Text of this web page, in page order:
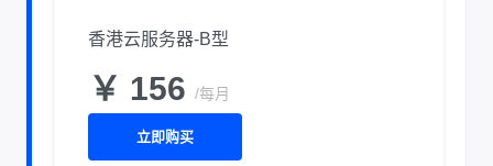
香港云服务器-B型
￥ 156 /每月
立即购买